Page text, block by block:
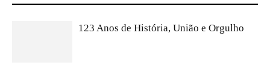
123 Anos de História, União e Orgulho